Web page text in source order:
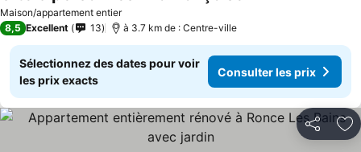
Maison/appartement entier
8,5 Excellent 13 à 3.7 km de : Centre-ville
Sélectionnez des dates pour voir
les prix exacts
Consulter les prix
Partager